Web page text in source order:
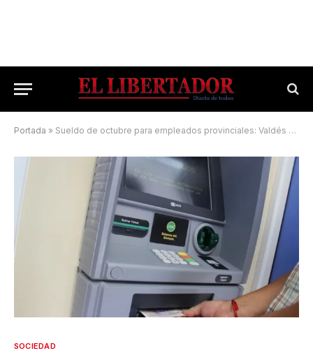
Portada » Sueldo de octubre para empleados provinciales: Valdés anunció el cronograma
SOCIEDAD